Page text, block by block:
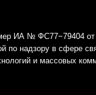
ИА № ФС77−79404 от
по надзору в сфере
и массовых